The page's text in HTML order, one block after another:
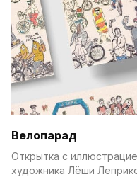
Велопарад
Открытка с
художника Лёши